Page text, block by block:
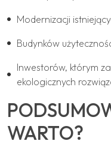
Modernizacji
Budynków
Inwestorów, którym
ekologicznych
WARTO?